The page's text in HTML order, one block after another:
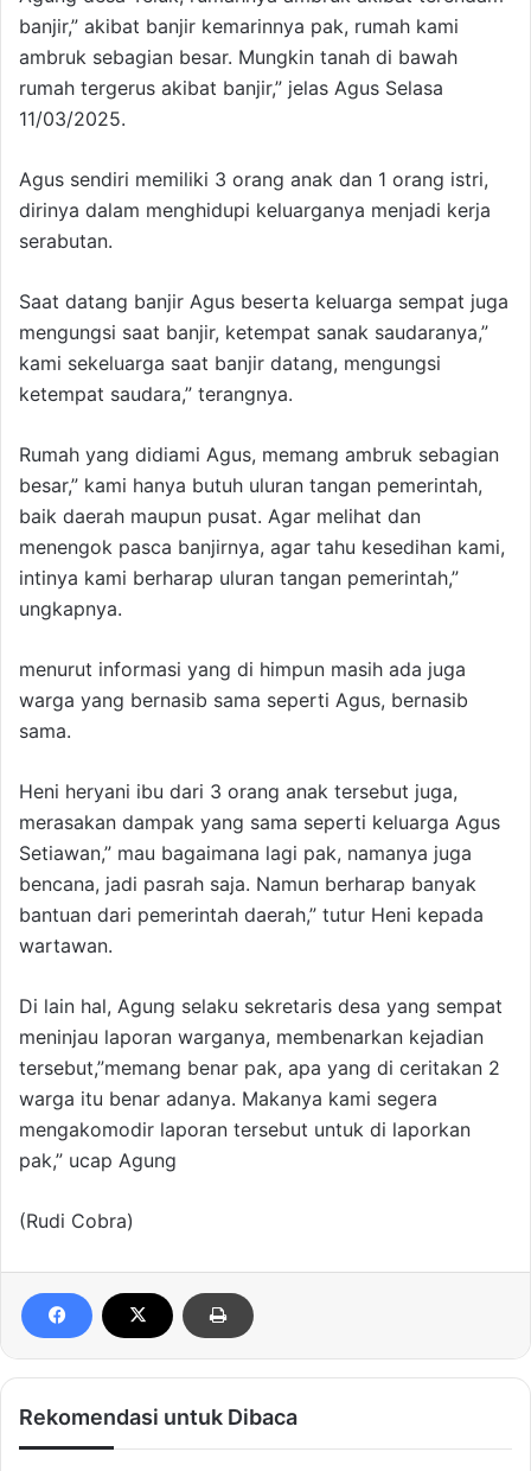
banjir,” akibat banjir kemarinnya pak, rumah kami
ambruk sebagian besar. Mungkin tanah di bawah
rumah tergerus akibat banjir,” jelas Agus Selasa
11/03/2025.
Agus sendiri memiliki 3 orang anak dan 1 orang istri,
dirinya dalam menghidupi keluarganya menjadi kerja
serabutan.
Saat datang banjir Agus beserta keluarga sempat juga
mengungsi saat banjir, ketempat sanak saudaranya,”
kami sekeluarga saat banjir datang, mengungsi
ketempat saudara,” terangnya.
Rumah yang didiami Agus, memang ambruk sebagian
besar,” kami hanya butuh uluran tangan pemerintah,
baik daerah maupun pusat. Agar melihat dan
menengok pasca banjirnya, agar tahu kesedihan kami,
intinya kami berharap uluran tangan pemerintah,”
ungkapnya.
menurut informasi yang di himpun masih ada juga
warga yang bernasib sama seperti Agus, bernasib
sama.
Heni heryani ibu dari 3 orang anak tersebut juga,
merasakan dampak yang sama seperti keluarga Agus
Setiawan,” mau bagaimana lagi pak, namanya juga
bencana, jadi pasrah saja. Namun berharap banyak
bantuan dari pemerintah daerah,” tutur Heni kepada
wartawan.
Di lain hal, Agung selaku sekretaris desa yang sempat
meninjau laporan warganya, membenarkan kejadian
tersebut,”memang benar pak, apa yang di ceritakan 2
warga itu benar adanya. Makanya kami segera
mengakomodir laporan tersebut untuk di laporkan
pak,” ucap Agung
(Rudi Cobra)
Rekomendasi untuk Dibaca